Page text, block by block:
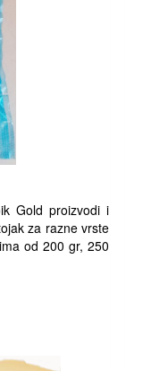
Gold proizvodi i
za razne vrste
od 200 gr, 250